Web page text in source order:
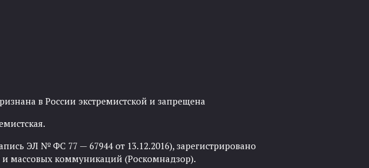
в России экстремистской и запрещена
ЭЛ № ФС 77 — 67944 от 13.12.2016), зарегистрировано
массовых коммуникаций (Роскомнадзор).